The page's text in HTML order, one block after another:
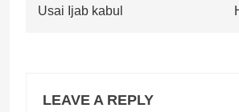
Usai Ijab kabul
LEAVE A REPLY